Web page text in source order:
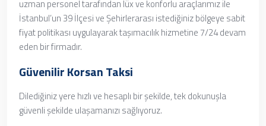
uzman personel tarafından lüx ve konforlu araçlarımız ile
İstanbul’un 39 İlçesi ve Şehirlerarası istediğiniz bölgeye sabit
fiyat politikası uygulayarak taşımacılık hizmetine 7/24 devam
eden bir firmadır.
Güvenilir Korsan Taksi
Dilediğiniz yere hızlı ve hesaplı bir şekilde, tek dokunuşla
güvenli şekilde ulaşamanızı sağlıyoruz.